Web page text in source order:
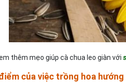
thêm mẹo giúp cà chua leo giàn với
của việc trồng hoa